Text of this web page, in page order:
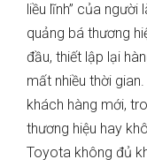
liều lĩnh” của
quảng bá thương
đầu, thiết lập lại
mất nhiều thời
khách hàng mới,
thương hiệu hay
Toyota không đủ